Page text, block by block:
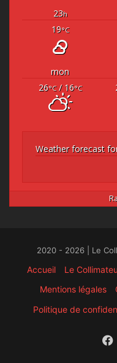
23h
19°C
mon
26°C/ 16°C
Weather forecast
2020 - 2026 | Le
Accueil Le
Mentions légales
Politique de